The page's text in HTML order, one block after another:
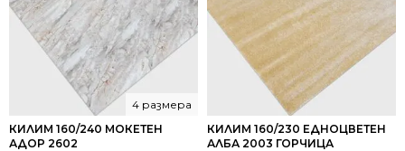
КИЛИМ 160/240 МОКЕТЕН
АДОР 2602
4 размера
КИЛИМ 160/230 ЕДНОЦВЕТЕН
АЛБА 2003 ГОРЧИЦА